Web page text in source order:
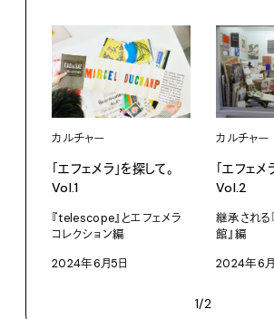
カルチャー
「エフェメラ」を探して。
Vol.1
『telescope』とエフェメラ
コレクション編
2024年6月5日
カルチャー
「エフェメ
Vol.2
継承され
館』編
2024年6月
1/2